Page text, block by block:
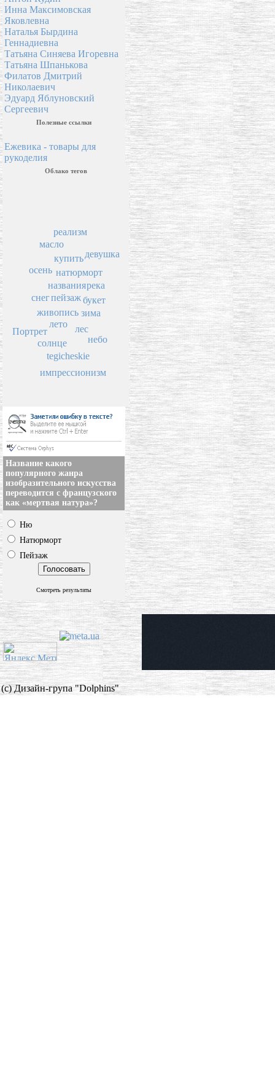
Инна Максимовская
Яковлевна
Наталья Бырдина
Геннадиевна
Татьяна Синяева Игоревна
Татьяна Шпанькова
Филатов Дмитрий
Николаевич
Эдуард Яблуновский
Сергеевич
Полезные ссылки
Ежевика - товары для
рукоделия
Облако тегов
пейзаж
названия
живопись
лето
натюрморт
купить
солнце
лес
зима
осень
букет
масло
река
снег
tegicheskie
реализм
небо
импрессионизм
Портрет
девушка
Название какого
популярного жанра
изобразительного искусства
переводится с французского
как «мертвая натура»?
Ню
Натюрморт
Пейзаж
Смотреть результаты
(c) Дизайн-група "Dolphins"